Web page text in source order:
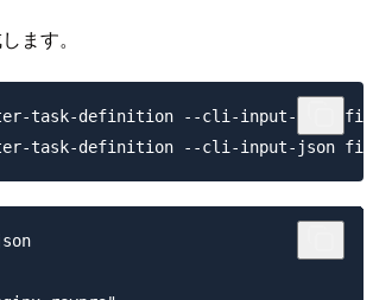
ます。
task-definition --cli-input-json